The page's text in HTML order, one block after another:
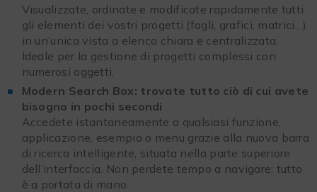
Visualizzate, ordinate e modificate rapidamente tutti
gli elementi dei vostri progetti (fogli, grafici, matrici…)
in un’unica vista a elenco chiara e centralizzata.
Ideale per la gestione di progetti complessi con
numerosi oggetti.
Modern Search Box: trovate tutto ciò di cui avete
bisogno in pochi secondi
Accedete istantaneamente a qualsiasi funzione,
applicazione, esempio o menu grazie alla nuova barra
di ricerca intelligente, situata nella parte superiore
dell’interfaccia. Non perdete tempo a navigare: tutto
è a portata di mano.